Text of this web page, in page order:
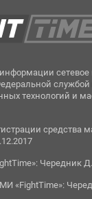
сетевое
службой
технологий и
средства
Чередник
«FightTime»: